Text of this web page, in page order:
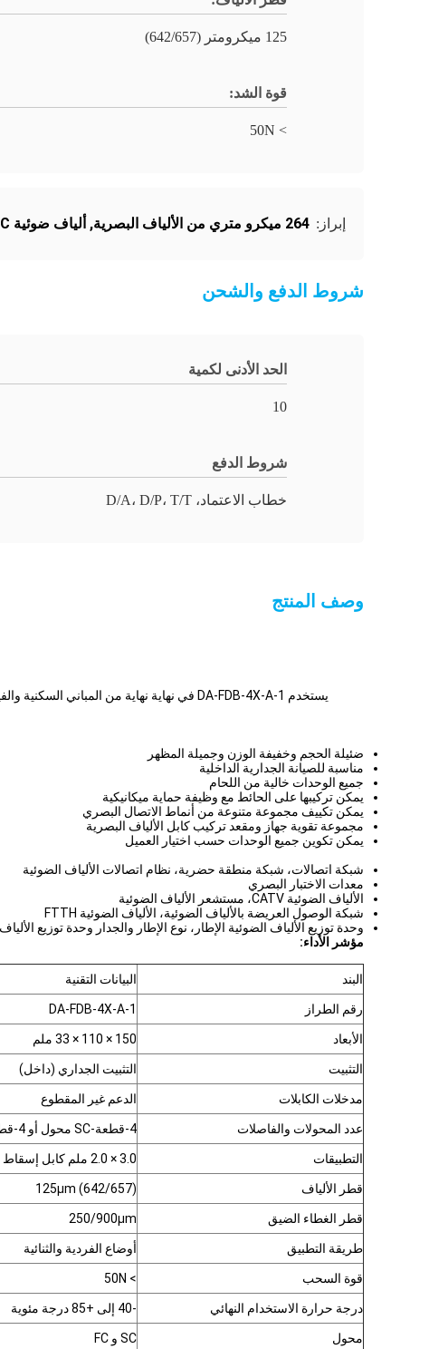
125 ميكرومتر (642/657)
قوة الشد:
> 50N
إبراز: 264 ميكرو متري من الألياف البصرية , ألياف ضوئية SCFC
شروط الدفع والشحن
الحد الأدنى لكمية
10
شروط الدفع
خطاب الاعتماد، D/A، D/P، T/T
وصف المنتج
ضئيلة الحجم وخفيفة الوزن وجميلة المظهر
مناسبة للصيانة الجدارية الداخلية
جميع الوحدات خالية من اللحام
يمكن تركيبها على الحائط مع وظيفة حماية ميكانيكية
يمكن تكييف مجموعة متنوعة من أنماط الاتصال البصري
مجموعة تقوية جهاز ومقعد تركيب كابل الألياف البصرية
يمكن تكوين جميع الوحدات حسب اختيار العميل
شبكة اتصالات، شبكة منطقة حضرية، نظام اتصالات الألياف الضوئية
معدات الاختبار البصري
الألياف الضوئية CATV، مستشعر الألياف الضوئية
شبكة الوصول العريضة بالألياف الضوئية، الألياف الضوئية FTTH
وحدة توزيع الألياف الضوئية الإطار، نوع الإطار والجدار وحدة توزيع
مؤشر الأداء:
البند البيانات التقنية
رقم الطراز DA-FDB-4X-A-1
الأبعاد 150 × 110 × 33 ملم
التثبيت التثبيت الجداري (داخل)
مدخلات الكابلات الدعم غير المقطوع
عدد المحولات والفاصلات 4-قطعة-SC محول أو 4-قطعة-duplex LC
التطبيقات 3.0 × 2.0 ملم كابل إسقاط أو كابل داخلي
قطر الألياف 125μm (642/657)
قطر الغطاء الضيق 250/900μm
طريقة التطبيق أوضاع الفردية والثنائية
قوة السحب > 50N
درجة حرارة الاستخدام النهائي -40 إلى +85 درجة مئوية
محول SC و FC